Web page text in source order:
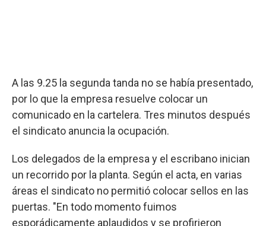
A las 9.25 la segunda tanda no se había presentado,
por lo que la empresa resuelve colocar un
comunicado en la cartelera. Tres minutos después
el sindicato anuncia la ocupación.
Los delegados de la empresa y el escribano inician
un recorrido por la planta. Según el acta, en varias
áreas el sindicato no permitió colocar sellos en las
puertas. "En todo momento fuimos
esporádicamente aplaudidos y se profirieron